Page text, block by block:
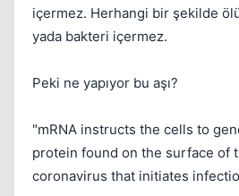
içermez. Herhangi bir şekilde
yada bakteri içermez.
Peki ne yapıyor bu aşı?
"mRNA instructs the cells to
protein found on the surface of
coronavirus that initiates